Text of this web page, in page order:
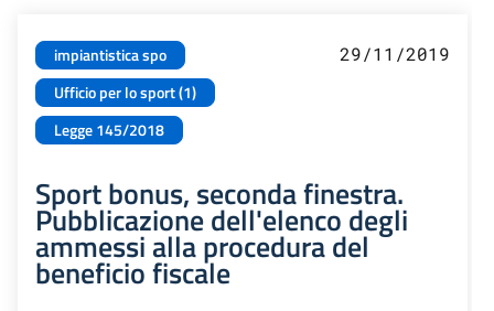
impiantistica spo
Ufficio per lo sport (1)
Legge 145/2018
29/11/2019
Sport bonus, seconda finestra.
Pubblicazione dell'elenco degli
ammessi alla procedura del
beneficio fiscale